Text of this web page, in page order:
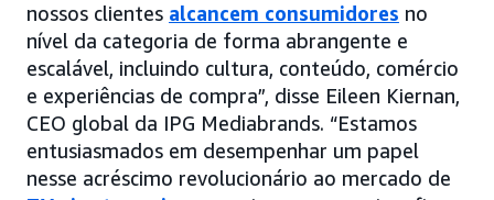
nossos clientes alcancem consumidores no
nível da categoria de forma abrangente e
escalável, incluindo cultura, conteúdo, comércio
e experiências de compra”, disse Eileen Kiernan,
CEO global da IPG Mediabrands. “Estamos
entusiasmados em desempenhar um papel
nesse acréscimo revolucionário ao mercado de